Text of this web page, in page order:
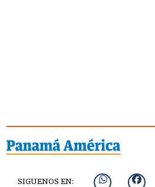
SIGUENOS EN: